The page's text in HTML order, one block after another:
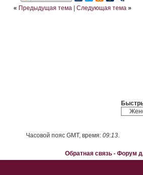
« Предыдущая тема Следующая тема »
Часовой пояс GMT, время: 09:13.
Обратная связь - Форум